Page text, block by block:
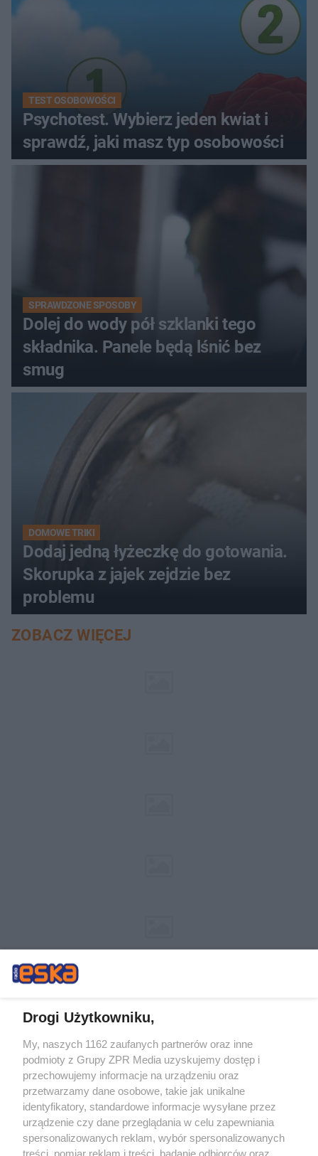
TEST OSOBOWOŚCI
Psychotest. Wybierz jeden kwiat i
sprawdź, jaki masz typ osobowości
SPRAWDZONE SPOSOBY
Dolej do wody pół szklanki tego
składnika. Panele będą lśnić bez
smug
DOMOWE TRIKI
Dodaj jedną łyżeczkę do gotowania.
Skorupka z jajek zejdzie bez
problemu
ZOBACZ WIĘCEJ
Żaden utwór zamieszczony w serwisie nie może być powielany i
rozpowszechniany lub dalej rozpowszechniany w jakikolwiek sposób (w
tym także elektroniczny lub mechaniczny) na jakimkolwiek polu
eksploatacji w jakiejkolwiek formie, włącznie z umieszczaniem w Internecie
bez pisemnej zgody właściciela praw. Jakiekolwiek użycie lub
wykorzystanie utworów w całości lub w części z naruszeniem prawa, tzn.
bez właściwej zgody, jest zabronione pod groźbą kary i może być ścigane
prawnie.
Drogi Użytkowniku,
My, naszych 1162 zaufanych partnerów oraz inne
podmioty z Grupy ZPR Media uzyskujemy dostęp i
przechowujemy informacje na urządzeniu oraz
przetwarzamy dane osobowe, takie jak unikalne
identyfikatory, standardowe informacje wysyłane przez
urządzenie czy dane przeglądania w celu zapewniania
spersonalizowanych reklam, wybór spersonalizowanych
treści, pomiar reklam i treści, badanie odbiorców oraz